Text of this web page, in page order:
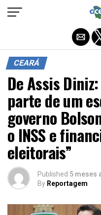
CEARÁ
De Assis
parte de um
governo
o INSS e
eleitorais”
Published 5 meses
By Reportagem
Sair da